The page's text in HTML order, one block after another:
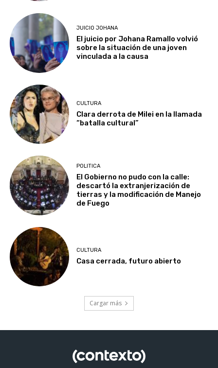
JUICIO JOHANA
El juicio por Johana Ramallo volvió
sobre la situación de una joven
vinculada a la causa
CULTURA
Clara derrota de Milei en la llamada
“batalla cultural”
POLITICA
El Gobierno no pudo con la calle:
descartó la extranjerización de
tierras y la modificación de Manejo
de Fuego
CULTURA
Casa cerrada, futuro abierto
Cargar más